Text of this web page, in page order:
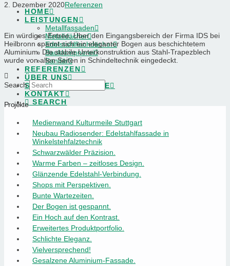
HOME
LEISTUNGEN
Metallfassaden
Metalldächer
Edelstahlflachdächer
Bauklempnerei
Sanitär
REFERENZEN
ÜBER UNS
STELLENANGEBOTE
KONTAKT
SEARCH
2. Dezember 2020Referenzen
Ein würdiges Entree. Über den Eingangsbereich der Firma IDS bei
Heilbronn spannt sich ein eleganter Bogen aus beschichtetem
Aluminium. Die stabile Unterkonstruktion aus Stahl-Trapezblech
wurde von allen Seiten in Schindeltechnik eingedeckt.
Search
Projekte
Medienwand Kulturmeile Stuttgart
Neubau Radiosender: Edelstahlfassade in
Winkelstehfalztechnik
Schwarzwälder Präzision.
Warme Farben – zeitloses Design.
Glänzende Edelstahl-Verbindung.
Shops mit Perspektiven.
Bunte Wartezeiten.
Der Bogen ist gespannt.
Ein Hoch auf den Kontrast.
Erweitertes Produktportfolio.
Schlichte Eleganz.
Vielversprechend!
Gesalzene Aluminium-Fassade.